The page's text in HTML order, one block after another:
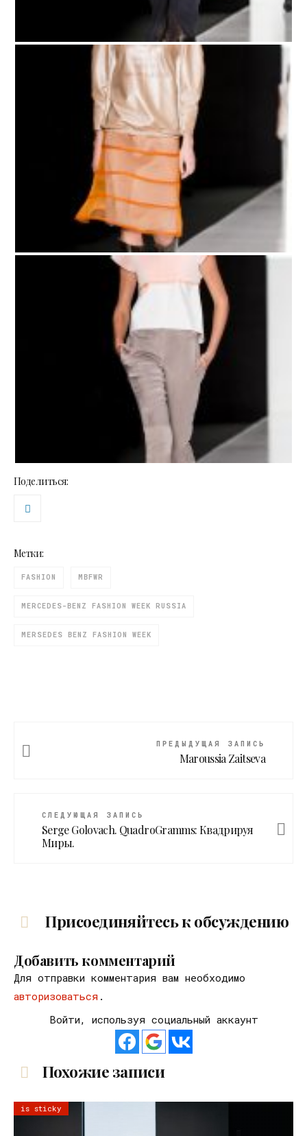
Поделиться:
Метки:
FASHION MBFWR
MERCEDES-BENZ FASHION WEEK RUSSIA
MERSEDES BENZ FASHION WEEK
ПРЕДЫДУЩАЯ ЗАПИСЬ
Maroussia Zaitseva
СЛЕДУЮЩАЯ ЗАПИСЬ
Serge Golovach. QuadroGramms: Квадрируя
Миры.
Присоединяйтесь к обсуждению
Добавить комментарий
Для отправки комментария вам необходимо
авторизоваться .
Войти, используя социальный аккаунт
Похожие записи
is sticky